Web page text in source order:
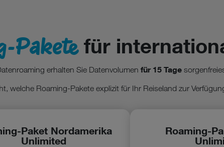
Paketefür
erhalten Sie Datenvolumen für 15 Tage
welche Roaming-Pakete explizit für Ihr Reiseland zur
Paket Nordamerika
Unlimited
Roaming-